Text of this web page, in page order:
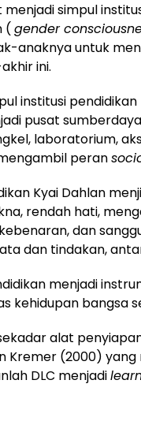
menjadi simpul
( gender
anaknya untuk
ini.
institusi
pusat
laboratorium,
peran
Kyai Dahlan
rendah hati,
dan
dan tindakan,
menjadi
kehidupan bangsa
alat
Kremer (2000)
DLC menjadi